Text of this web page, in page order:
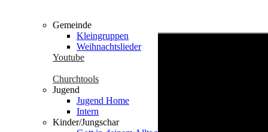
Gemeinde
Kleingruppen
Weihnachtslieder
Youtube
Churchtools
Jugend
Jugend Home
Intern
Kinder/Jungschar